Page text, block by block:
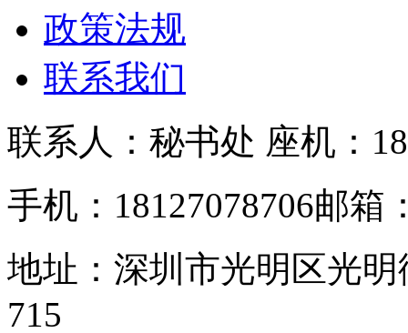
政策法规
联系我们
联系人：秘书处 座机：
手机：18127078706邮箱
地址：深圳市光明区光
715